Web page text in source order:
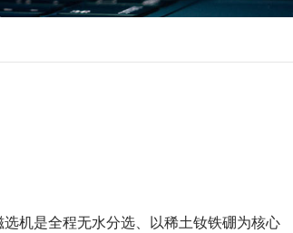
机是全程无水分选、以稀土钕铁硼为核心